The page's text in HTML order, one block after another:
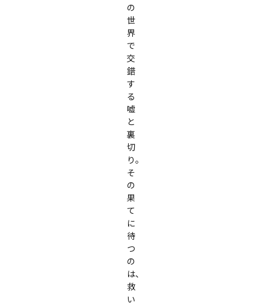
の
世
界
で
交
錯
す
る
嘘
と
裏
切
り。
そ
の
果
て
に
待
つ
の
は、
救
い